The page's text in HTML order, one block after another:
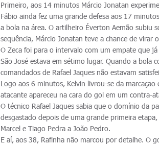
Primeiro, aos 14 minutos Márcio Jonatan
Fábio ainda fez uma grande defesa aos 17
a bola na área. O artilheiro Éverton Aemão subiu
sequência, Márcio Jonatan teve a chance de virar
O Zeca foi para o intervalo com um empate que
São José estava em sétimo lugar. Quando a bola
comandados de Rafael Jaques não estavam
Logo aos 6 minutos, Kelvin livrou-se da
atacante apareceu na cara do gol em um contra-
O técnico Rafael Jaques sabia que o domínio da
desgastado depois de uma grande primeira
Marcel e Tiago Pedra a João Pedro.
E aí, aos 38, Rafinha não marcou por detalhe. O